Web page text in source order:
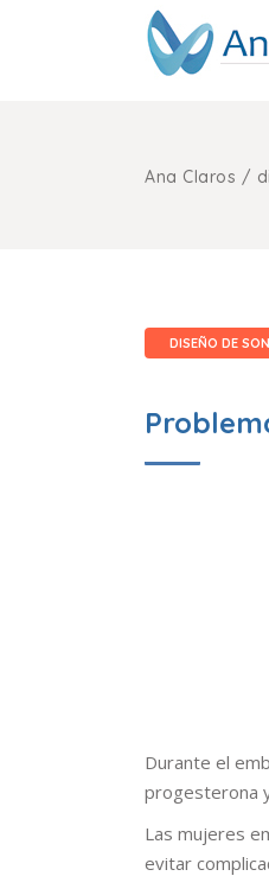
Ana Claros /
DISEÑO DE
Durante el
progesterona
Las mujeres
evitar